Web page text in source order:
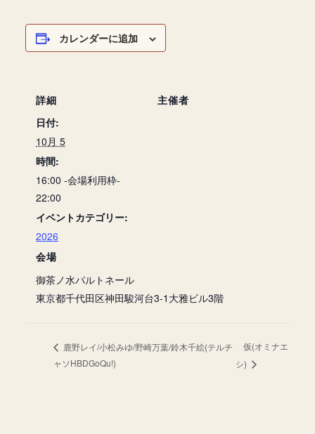
カレンダーに追加
詳細
日付:
10月 5
時間:
16:00 -会場利用枠-
22:00
イベントカテゴリー:
2026
会場
御茶ノ水パルトネール
東京都千代田区神田駿河台3-1大雅ビル3階
主催者
鹿野レイ/小松みゆ/野崎万葉/鈴木千絵(テルチ
ャソHBDGoQu!)
仮(オミナエ
シ)